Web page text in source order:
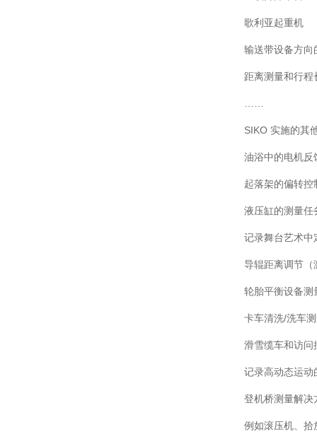
歌利亚起重机
输送带设备方向
距离测量和行程
SIKO 实施的其
油浴中的电机反
起落架的偏转控
液压缸的测量任
记录舞台艺术中
导辊距离调节（
轮胎平衡设备测
卡车清洗/洗车
滑雪缆车和访问
记录高动态运动
登机桥测量解决
例如滚压机、拾